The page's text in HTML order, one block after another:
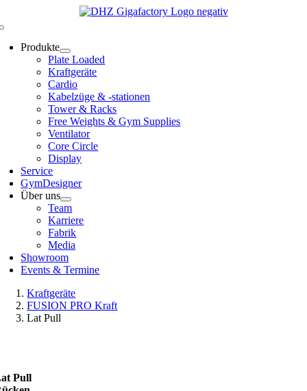
Produkte
Plate Loaded
Kraftgeräte
Cardio
Kabelzüge & -stationen
Tower & Racks
Free Weights & Gym Supplies
Ventilator
Core Circle
Display
Service
GymDesigner
Über uns
Team
Karriere
Fabrik
Media
Showroom
Events & Termine
Kraftgeräte
FUSION PRO Kraft
Lat Pull
Pull